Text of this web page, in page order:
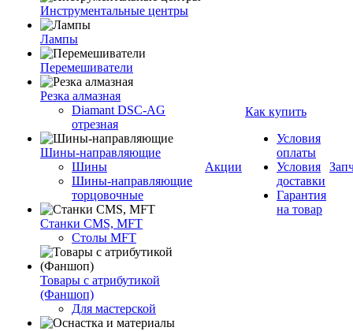
Инструментальные центры
Лампы
Перемешиватели
Резка алмазная
Diamant DSC-AG
отрезная
Шины-направляющие
Шины
Шины-направляющие
торцовочные
Станки CMS, MFT
Столы MFT
Товары с атрибутикой
(Фаншоп)
Для мастерской
Акции
Как купить
Условия
оплаты
Условия
доставки
Гарантия
на товар